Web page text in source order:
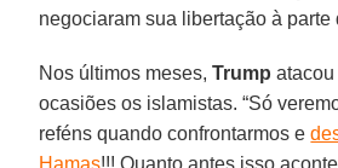
negociaram sua libertação à parte
Nos últimos meses,Trump
ocasiões os islamistas. “Só
reféns quando confrontarmos e
Hamas!!! Quanto antes isso